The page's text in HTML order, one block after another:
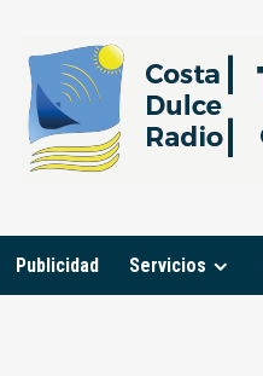
Publicidad Servicios